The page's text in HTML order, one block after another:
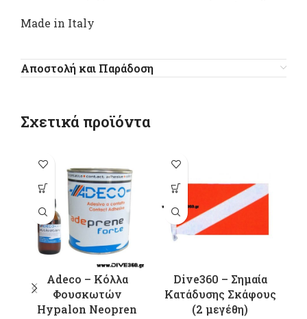
Made in Italy
Αποστολή και Παράδοση
Σχετικά προϊόντα
Adeco – Κόλλα
Φουσκωτών
Hypalon Neopren
Αυτό το
προϊόν έχει
πολλαπλές
παραλλαγές.
Οι επιλογές
μπορούν να
επιλεγούν
στη σελίδα
του
Dive360 – Σημαία
Κατάδυσης Σκάφους
(2 μεγέθη)
Αυτό το
προϊόν έχει
πολλαπλές
παραλλαγές.
Οι επιλογές
επιλεγούν
στη σελίδα
του